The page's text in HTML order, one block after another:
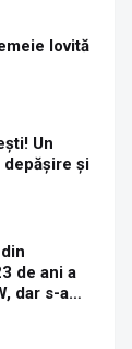
lovită
Un
depășire și
de ani a
dar s-a